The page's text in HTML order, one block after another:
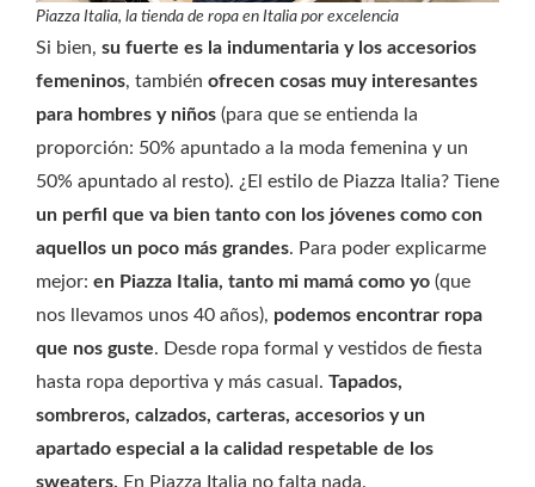
Piazza Italia, la tienda de ropa en Italia por excelencia
Si bien, su fuerte es la indumentaria y los accesorios
femeninos, también ofrecen cosas muy interesantes
para hombres y niños (para que se entienda la
proporción: 50% apuntado a la moda femenina y un
50% apuntado al resto). ¿El estilo de Piazza Italia? Tiene
un perfil que va bien tanto con los jóvenes como con
aquellos un poco más grandes. Para poder explicarme
mejor: en Piazza Italia, tanto mi mamá como yo (que
nos llevamos unos 40 años), podemos encontrar ropa
que nos guste. Desde ropa formal y vestidos de fiesta
hasta ropa deportiva y más casual. Tapados,
sombreros, calzados, carteras, accesorios y un
apartado especial a la calidad respetable de los
sweaters. En Piazza Italia no falta nada.